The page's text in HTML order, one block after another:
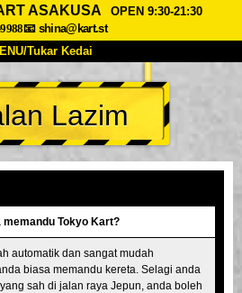
ASAKUSA
OPEN 9:30-21:30
📧 shina@kart.st
Tukar Kedai
UTAMA
Spesifikasi Harga
Tokyo Akihabara#1
Tokyo Shibuya
Lazim
Tokyo Kart?
automatik dan sangat mudah
biasa memandu kereta. Selagi anda
sah di jalan raya Jepun, anda boleh